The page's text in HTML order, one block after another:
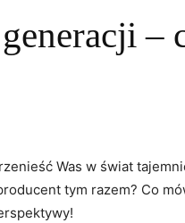
–
Was ​w ‍świat
‍tym razem?‌ Co​